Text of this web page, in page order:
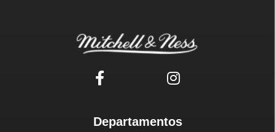
Departamentos